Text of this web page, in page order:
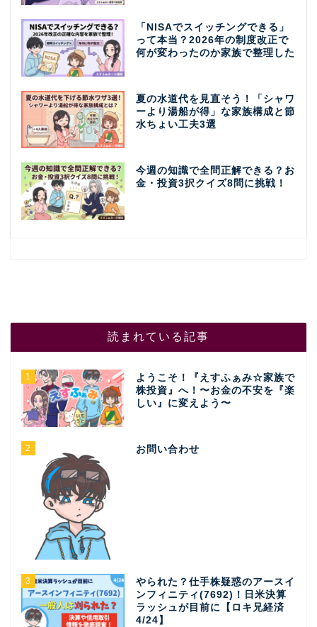
「NISAでスイッチングできる」
って本当？2026年の制度改正で
何が変わったのか家族で整理した
夏の水道代を見直そう！「シャワ
ーより湯船が得」な家族構成と節
水ちょい工夫3選
今週の知識で全問正解できる？お
金・投資3択クイズ8問に挑戦！
読まれている記事
1
ようこそ！『えすふぁみ☆家族で
株投資』へ！〜お金の不安を『楽
しい』に変えよう〜
2 お問い合わせ
3
やられた？仕手株疑惑のアースイ
ンフィニティ(7692)！日米決算
ラッシュが目前に【ロキ兄経済
4/24】